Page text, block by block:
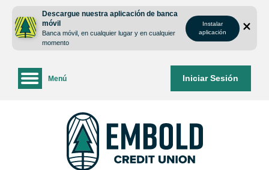
contenido
inicio
Descargue nuestra aplicación de banca
móvil
Banca móvil, en cualquier lugar y en cualquier
momento
Instalar
aplicación
Iniciar Sesión
Menú